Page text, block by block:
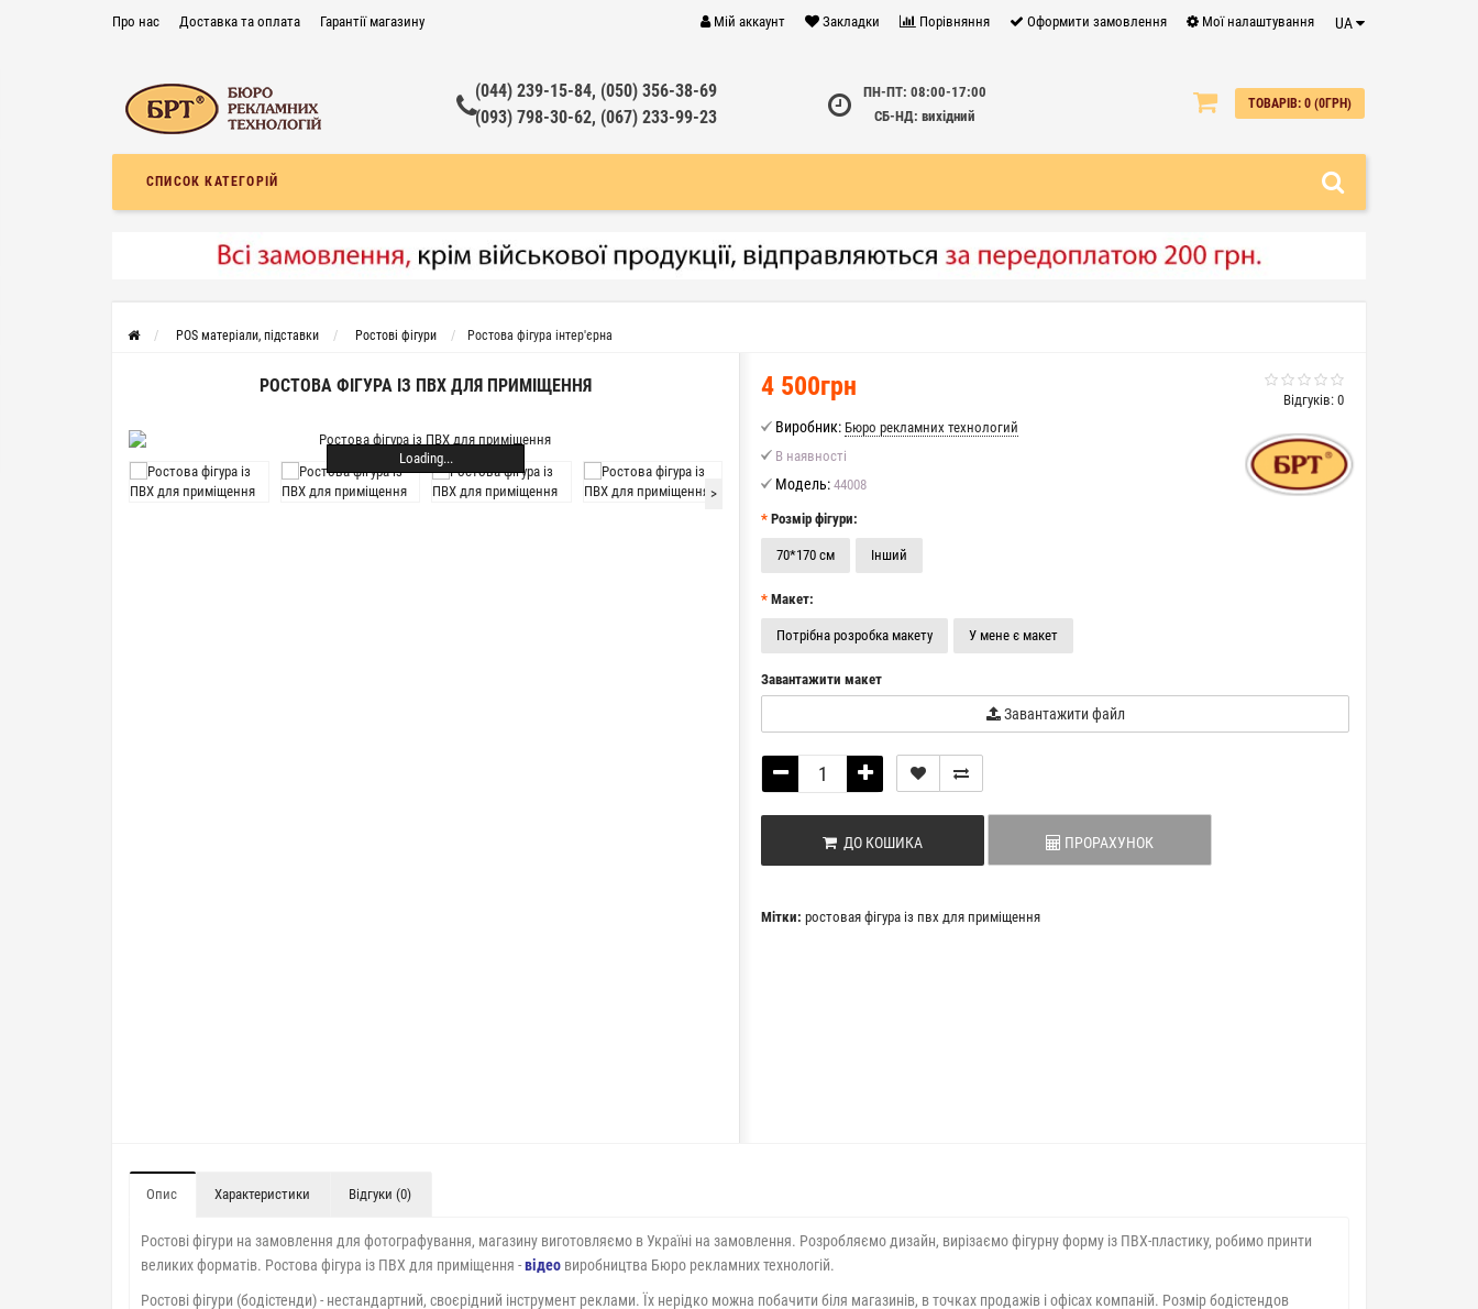
Про нас Доставка та оплата Гарантії магазину Мій аккаунт Закладки Порівняння Оформити замовлення Мої налаштування UA
(044) 239-15-84, (050) 356-38-69
(093) 798-30-62, (067) 233-99-23
ПН-ПТ: 08:00-17:00
СБ-НД: вихідний
ТОВАРІВ: 0 (0ГРН)
СПИСОК КАТЕГОРІЙ
POS матеріали, підставки Ростові фігури Ростова фігура інтер'єрна
РОСТОВА ФІГУРА ІЗ ПВХ ДЛЯ ПРИМІЩЕННЯ
Loading...
>
Відгуків: 0
4 500грн
Виробник: Бюро рекламних технологий
В наявності
Модель: 44008
Розмір фігури:
70*170 см Інший
Макет:
Потрібна розробка макету У мене є макет
Завантажити макет
Завантажити файл
ДО КОШИКА ПРОРАХУНОК
Мітки: ростовая фігура із пвх для приміщення
Опис Характеристики Відгуки (0)
Ростові фігури на замовлення для фотографування, магазину виготовляємо в Україні на замовлення. Розробляємо дизайн, вирізаємо фігурну форму із ПВХ-пластику, робимо принти
великих форматів. Ростова фігура із ПВХ для приміщення -відео виробництва Бюро рекламних технологій.
Ростові фігури (бодістенди) - нестандартний, своєрідний інструмент реклами. Їх нерідко можна побачити біля магазинів, в точках продажів і офісах компаній. Розмір бодістендов